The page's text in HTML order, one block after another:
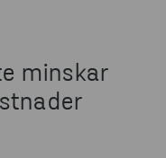
minskar